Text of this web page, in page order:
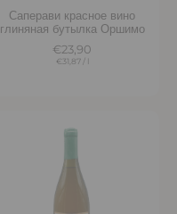
Саперави красное вино
глиняная бутылка Оршимо
€23,90
€31,87/ l